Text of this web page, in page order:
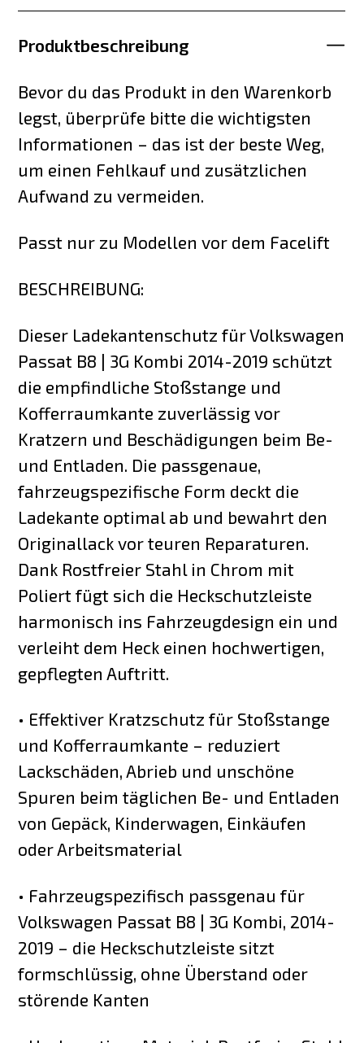
Produktbeschreibung
Bevor du das Produkt in den Warenkorb
legst, überprüfe bitte die wichtigsten
Informationen – das ist der beste Weg,
um einen Fehlkauf und zusätzlichen
Aufwand zu vermeiden.
Passt nur zu Modellen vor dem Facelift
BESCHREIBUNG:
Dieser Ladekantenschutz für Volkswagen
Passat B8 | 3G Kombi 2014-2019 schützt
die empfindliche Stoßstange und
Kofferraumkante zuverlässig vor
Kratzern und Beschädigungen beim Be-
und Entladen. Die passgenaue,
fahrzeugspezifische Form deckt die
Ladekante optimal ab und bewahrt den
Originallack vor teuren Reparaturen.
Dank Rostfreier Stahl in Chrom mit
Poliert fügt sich die Heckschutzleiste
harmonisch ins Fahrzeugdesign ein und
verleiht dem Heck einen hochwertigen,
gepflegten Auftritt.
• Effektiver Kratzschutz für Stoßstange
und Kofferraumkante – reduziert
Lackschäden, Abrieb und unschöne
Spuren beim täglichen Be- und Entladen
von Gepäck, Kinderwagen, Einkäufen
oder Arbeitsmaterial
• Fahrzeugspezifisch passgenau für
Volkswagen Passat B8 | 3G Kombi, 2014-
2019 – die Heckschutzleiste sitzt
formschlüssig, ohne Überstand oder
störende Kanten